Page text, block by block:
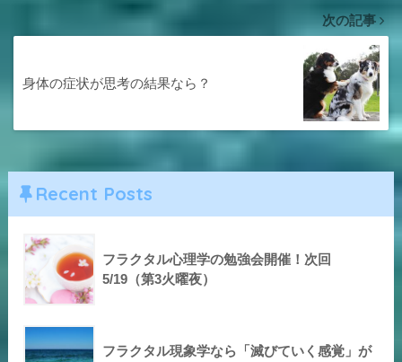
次の記事
身体の症状が思考の結果なら？
Recent Posts
フラクタル心理学の勉強会開催！次回
5/19（第3火曜夜）
フラクタル現象学なら「滅びていく感覚」が